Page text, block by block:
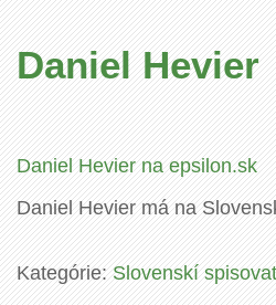
Daniel Hevier
Daniel Hevier na epsilon.sk
Daniel Hevier má na
Kategórie:Slovenskí